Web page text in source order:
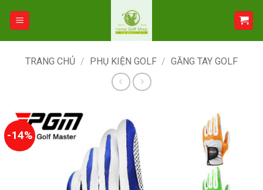
TRANG CHỦ / PHỤ KIỆN GOLF / GĂNG TAY GOLF
-14%